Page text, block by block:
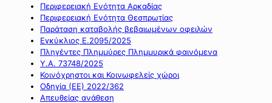
Περιφερειακή Ενότητα Αρκαδίας
Περιφερειακή Ενότητα Θεσπρωτίας
Παράταση καταβολής βεβαιωμένων οφειλών
Εγκύκλιος Ε.2095/2025
Πληγέντες Πλημμύρες Πλημμυρικά φαινόμενα
Υ.Α. 73748/2025
Κοινόχρηστοι και Κοινωφελείς χώροι
Οδηγία (ΕΕ) 2022/362
Απευθείας ανάθεση